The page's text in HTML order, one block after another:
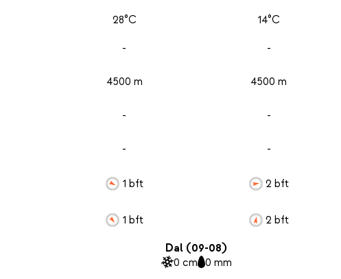
28°C
-
4500 m
-
-
1 bft
1 bft
14°C
-
4500 m
-
-
2 bft
2 bft
Dal (09-08)
0 cm 0 mm